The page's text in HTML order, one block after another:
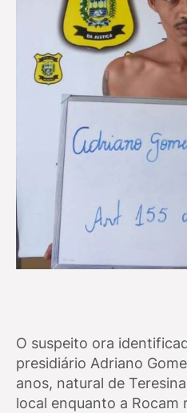
O suspeito ora
presidiário Adriano
anos, natural de
local enquanto a Rocam